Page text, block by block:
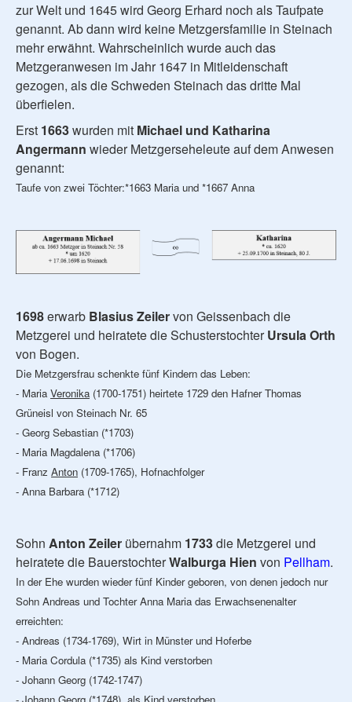
zur Welt und 1645 wird Georg Erhard noch als Taufpate
genannt. Ab dann wird keine Metzgersfamilie in Steinach
mehr erwähnt. Wahrscheinlich wurde auch das
Metzgeranwesen im Jahr 1647 in Mitleidenschaft
gezogen, als die Schweden Steinach das dritte Mal
überfielen.
Erst 1663wurden mit Michael und Katharina
Angermann wieder Metzgerseheleute auf dem Anwesen
genannt:
Taufe von zwei Töchter:*1663 Maria und *1667 Anna
1698erwarb Blasius Zeilervon Geissenbach die
Metzgerei und heiratete die SchusterstochterUrsula Orth
von Bogen.
Die Metzgersfrau schenkte fünf Kindern das Leben:
- Maria Veronika (1700-1751) heirtete 1729 den Hafner Thomas
Grüneisl von Steinach Nr. 65
- Georg Sebastian (*1703)
- Maria Magdalena (*1706)
- Franz Anton (1709-1765), Hofnachfolger
- Anna Barbara (*1712)
Sohn Anton Zeiler übernahm 1733die Metzgerei und
heiratete die BauerstochterWalburga Hien von Pellham.
In der Ehe wurden wieder fünf Kinder geboren, von denen jedoch nur
Sohn Andreas und Tochter Anna Maria das Erwachsenenalter
erreichten:
- Andreas (1734-1769), Wirt in Münster und Hoferbe
- Maria Cordula (*1735) als Kind verstorben
- Johann Georg (1742-1747)